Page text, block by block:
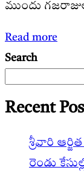
ముందు
Read more
Search
Recent
శ్రీవారి
రెండు